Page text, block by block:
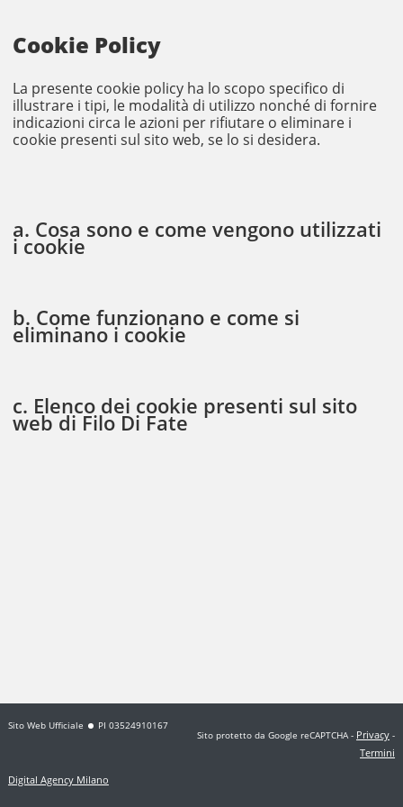
Cookie Policy
La presente cookie policy ha lo scopo specifico di
illustrare i tipi, le modalità di utilizzo nonché di fornire
indicazioni circa le azioni per rifiutare o eliminare i
cookie presenti sul sito web, se lo si desidera.
a. Cosa sono e come vengono utilizzati
i cookie
b. Come funzionano e come si
eliminano i cookie
c. Elenco dei cookie presenti sul sito
web di Filo Di Fate
Sito Web Ufficiale PI 03524910167
Sito protetto da Google reCAPTCHA- Privacy -
Termini
Digital Agency Milano